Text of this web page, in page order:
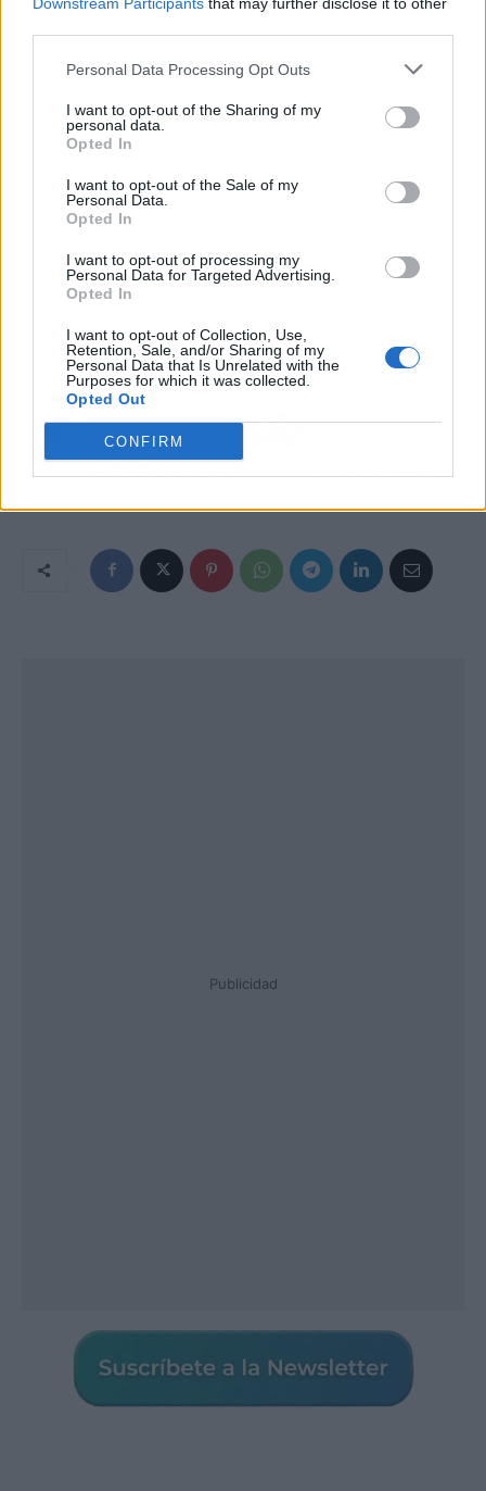
Personal Data Processing Opt Outs
I want to opt-out of the Sharing of my
personal data.
Opted In
I want to opt-out of the Sale of my
Personal Data.
Opted In
I want to opt-out of processing my
Personal Data for Targeted Advertising.
Opted In
I want to opt-out of Collection, Use,
Retention, Sale, and/or Sharing of my
Personal Data that Is Unrelated with the
Purposes for which it was collected.
Opted Out
CONFIRM
Artículo anterior
KS asesores explica
cuáles son las nuevas
Diferencias entre
Publicidad